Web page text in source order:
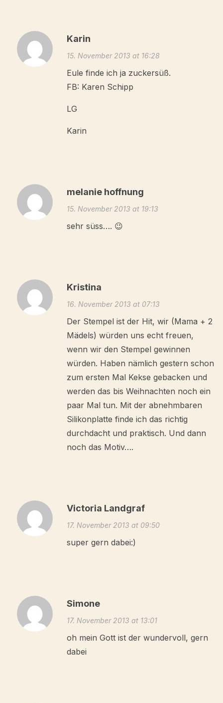
Karin
15. November 2013 at 16:28
Eule finde ich ja zuckersüß.
FB: Karen Schipp
LG
Karin
melanie hoffnung
15. November 2013 at 19:13
sehr süss…. 😉
Kristina
16. November 2013 at 07:13
Der Stempel ist der Hit, wir (Mama + 2
Mädels) würden uns echt freuen,
wenn wir den Stempel gewinnen
würden. Haben nämlich gestern schon
zum ersten Mal Kekse gebacken und
werden das bis Weihnachten noch ein
paar Mal tun. Mit der abnehmbaren
Silikonplatte finde ich das richtig
durchdacht und praktisch. Und dann
noch das Motiv….
Victoria Landgraf
17. November 2013 at 09:50
super gern dabei:)
Simone
17. November 2013 at 13:01
oh mein Gott ist der wundervoll, gern
dabei